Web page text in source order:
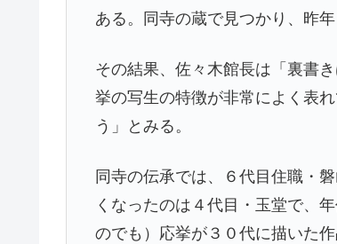
ある。同寺の蔵で見つかり、昨
その結果、佐々木館長は「裏書
挙の写生の特徴が非常によく表
う」とみる。
同寺の伝承では、６代目住職・
くなったのは４代目・玉堂で、
のでも）応挙が３０代に描いた